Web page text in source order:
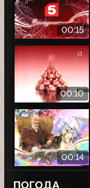
00:15
00:10
00:14
ПОГОДА